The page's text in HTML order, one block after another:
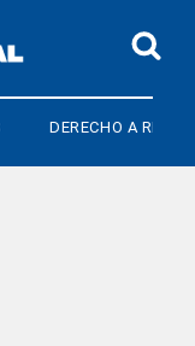
DERECHO A